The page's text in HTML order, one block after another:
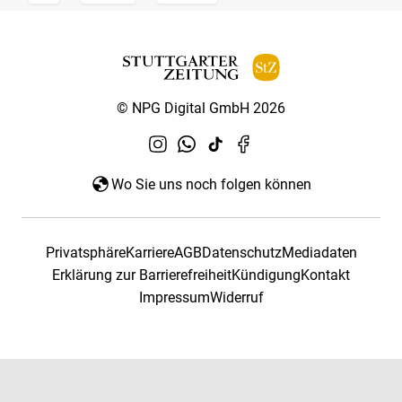
© NPG Digital GmbH 2026
Wo Sie uns noch folgen können
PrivatsphäreKarriereAGBDatenschutzMediadaten
Erklärung zur BarrierefreiheitKündigungKontakt
ImpressumWiderruf